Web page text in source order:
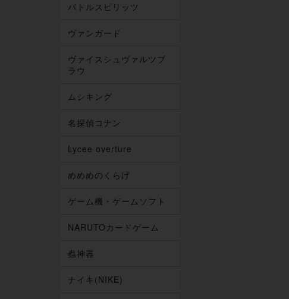
バトルスピリッツ
ヴァンガード
ヴァイスシュヴァルツブ
ラウ
ムシキング
名探偵コナン
Lycee overture
めめめのくらげ
ゲーム機・ゲームソフト
NARUTOカードゲーム
蟲神器
ナイキ(NIKE)